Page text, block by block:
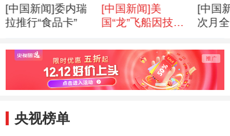
[中国新闻]委内瑞
拉推行“食品卡”
[中国新闻]美
国“龙”飞船因技术
[中国
次月
可看
央视榜单